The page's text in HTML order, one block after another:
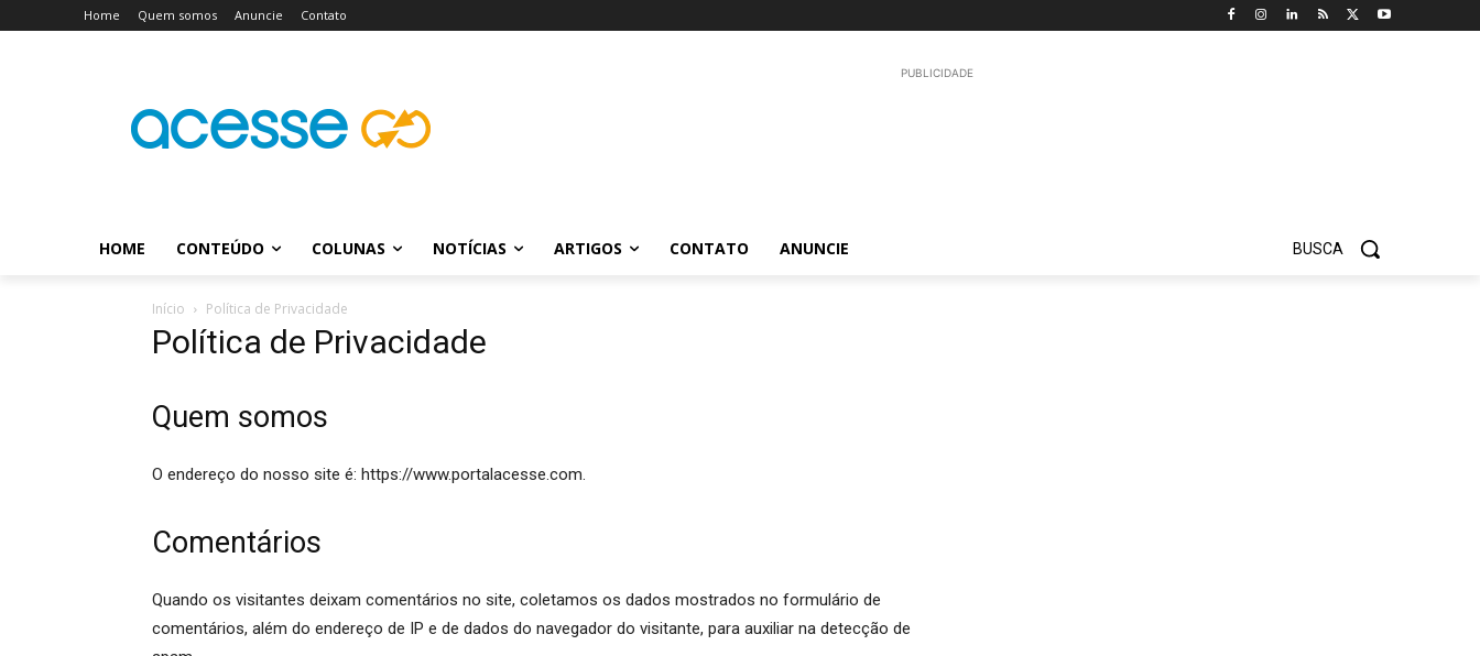
Home Quem somos Anuncie Contato
PUBLICIDADE
HOME CONTEÚDO COLUNAS NOTÍCIAS ARTIGOS CONTATO ANUNCIE BUSCA
Início Política de Privacidade
Política de Privacidade
Quem somos
O endereço do nosso site é: https://www.portalacesse.com.
Comentários
Quando os visitantes deixam comentários no site, coletamos os dados mostrados no formulário de
comentários, além do endereço de IP e de dados do navegador do visitante, para auxiliar na detecção de